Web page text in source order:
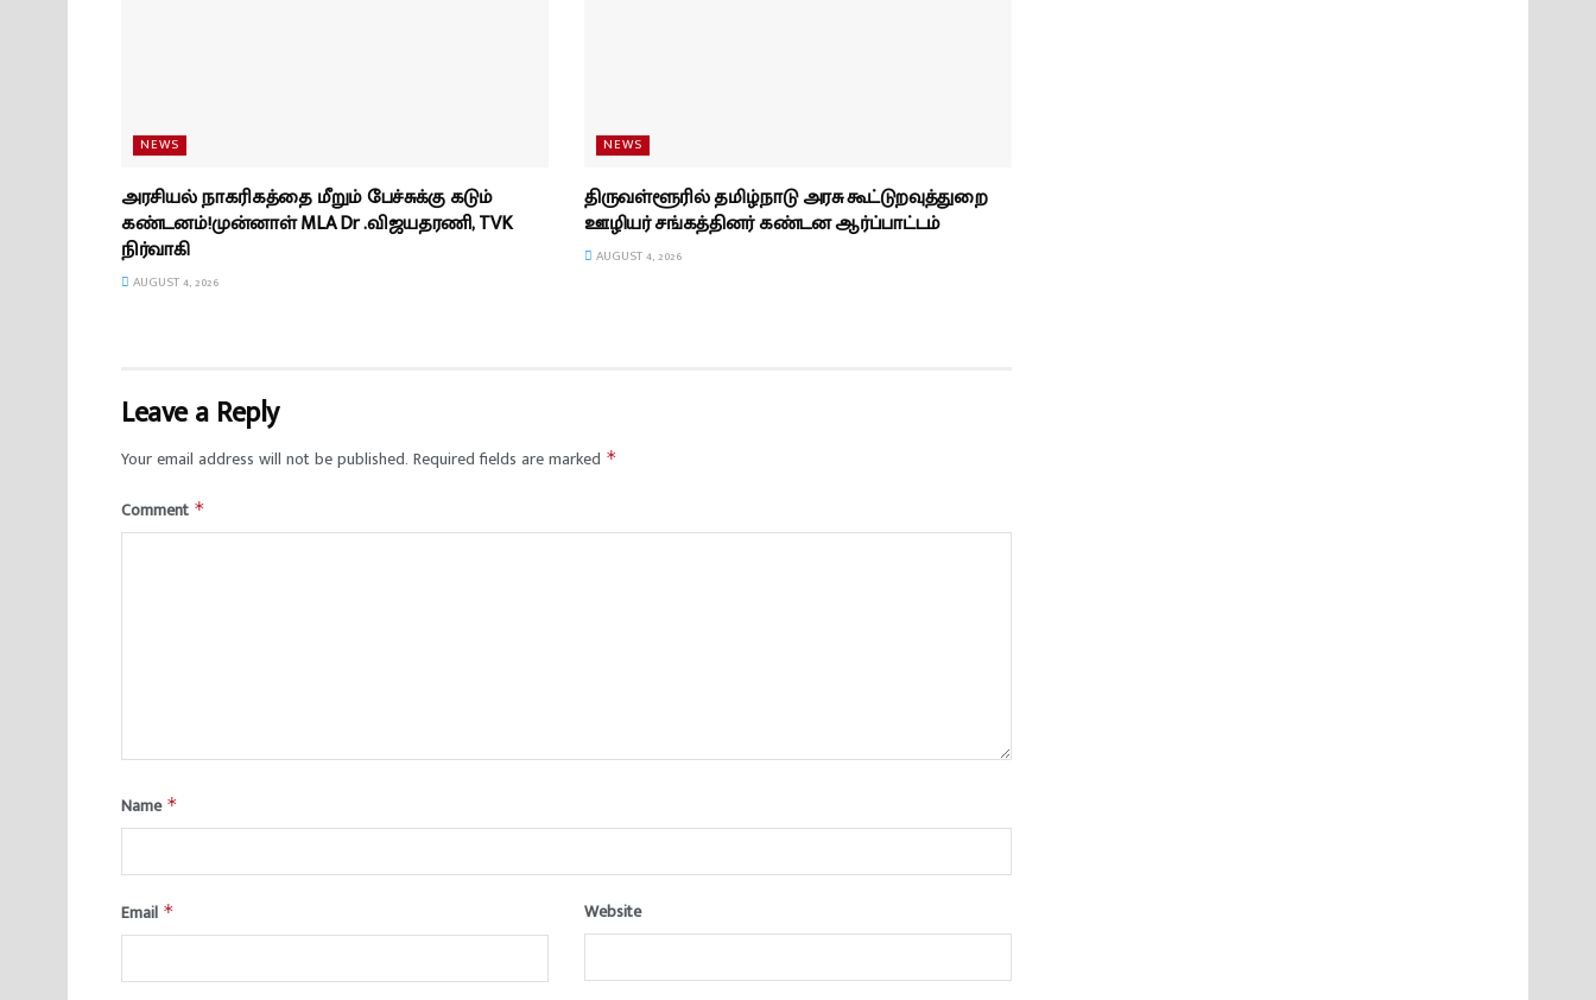
NEWS
அரசியல் நாகரிகத்தை மீறும் பேச்சுக்கு கடும்
கண்டனம்!முன்னாள் MLA Dr .விஜயதரணி, TVK
நிர்வாகி
AUGUST 4, 2026
NEWS
திருவள்ளூரில் தமிழ்நாடு அரசு கூட்டுறவுத்துறை
ஊழியர் சங்கத்தினர் கண்டன ஆர்ப்பாட்டம்
AUGUST 4, 2026
Leave a Reply
Your email address will not be published. Required fields are marked *
Comment *
Name *
Email * Website